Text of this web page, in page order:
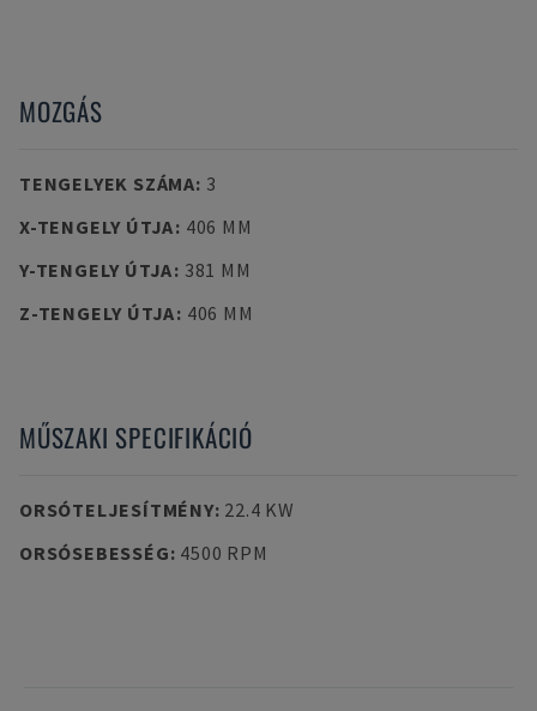
MOZGÁS
TENGELYEK SZÁMA: 3
X-TENGELY ÚTJA: 406 MM
Y-TENGELY ÚTJA: 381 MM
Z-TENGELY ÚTJA: 406 MM
MŰSZAKI SPECIFIKÁCIÓ
ORSÓTELJESÍTMÉNY: 22.4 KW
ORSÓSEBESSÉG: 4500 RPM